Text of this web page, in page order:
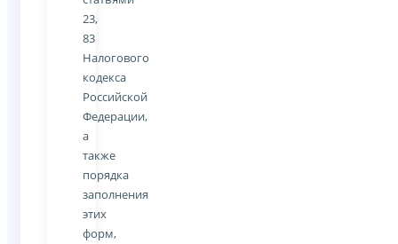
23,
83
Налогового
кодекса
Российской
Федерации,
а
также
порядка
заполнения
этих
форм,